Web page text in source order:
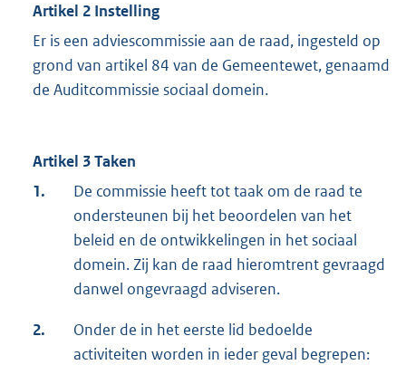
Artikel 2 Instelling
Er is een adviescommissie aan de raad, ingesteld op
grond van artikel 84 van de Gemeentewet, genaamd
de Auditcommissie sociaal domein.
Artikel 3 Taken
1.
De commissie heeft tot taak om de raad te
ondersteunen bij het beoordelen van het
beleid en de ontwikkelingen in het sociaal
domein. Zij kan de raad hieromtrent gevraagd
danwel ongevraagd adviseren.
2.
Onder de in het eerste lid bedoelde
activiteiten worden in ieder geval begrepen: